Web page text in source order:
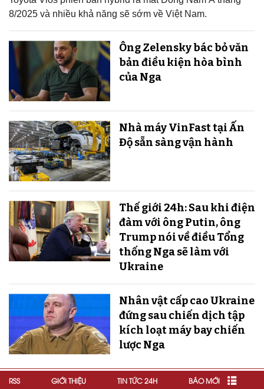
8/2025 và nhiều khả năng sẽ sớm về Việt Nam.
Ông Zelensky bác bỏ văn
bản điều kiện hòa bình
của Nga
Nhà máy VinFast tại Ấn
Độ sẵn sàng v​​​​​​​ận hành
Thế giới 24h: Sau khi điện
đàm với ông Putin, ông
Trump nói về điều Tổng
thống Nga sẽ làm với
Ukraine
Nhân vật cấp cao Ukraine
đứng sau chiến dịch tập
kích loạt máy bay chiến
lược Nga
RSS GIỚI THIỆU TIN TỨC 24H BÁO MỚI